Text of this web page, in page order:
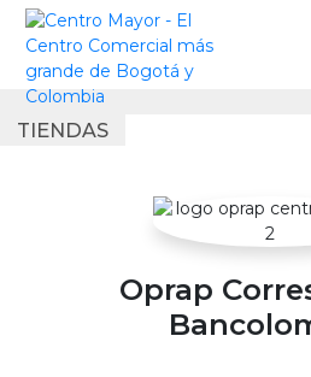
Skip
TIENDAS
Oprap